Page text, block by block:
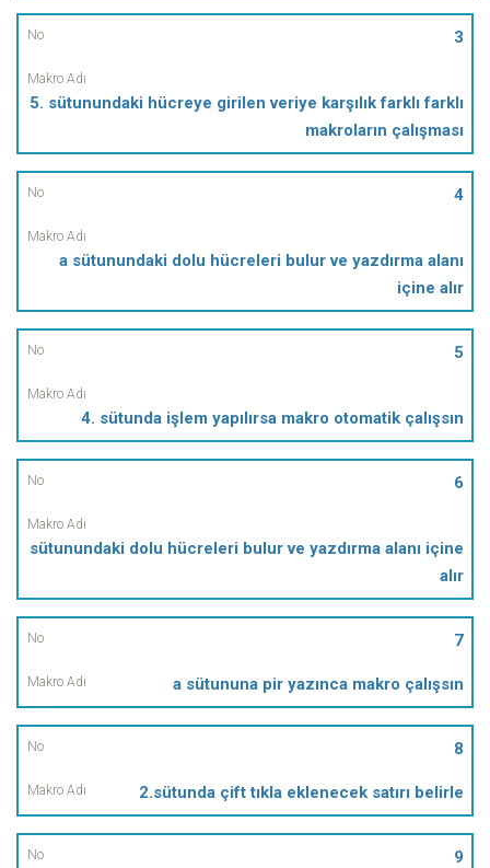
3
5. sütunundaki hücreye girilen veriye karşılık farklı farklı
makroların çalışması
4
a sütunundaki dolu hücreleri bulur ve yazdırma alanı
içine alır
5
4. sütunda işlem yapılırsa makro otomatik çalışsın
6
sütunundaki dolu hücreleri bulur ve yazdırma alanı içine
alır
7
a sütununa pir yazınca makro çalışsın
8
2.sütunda çift tıkla eklenecek satırı belirle
9